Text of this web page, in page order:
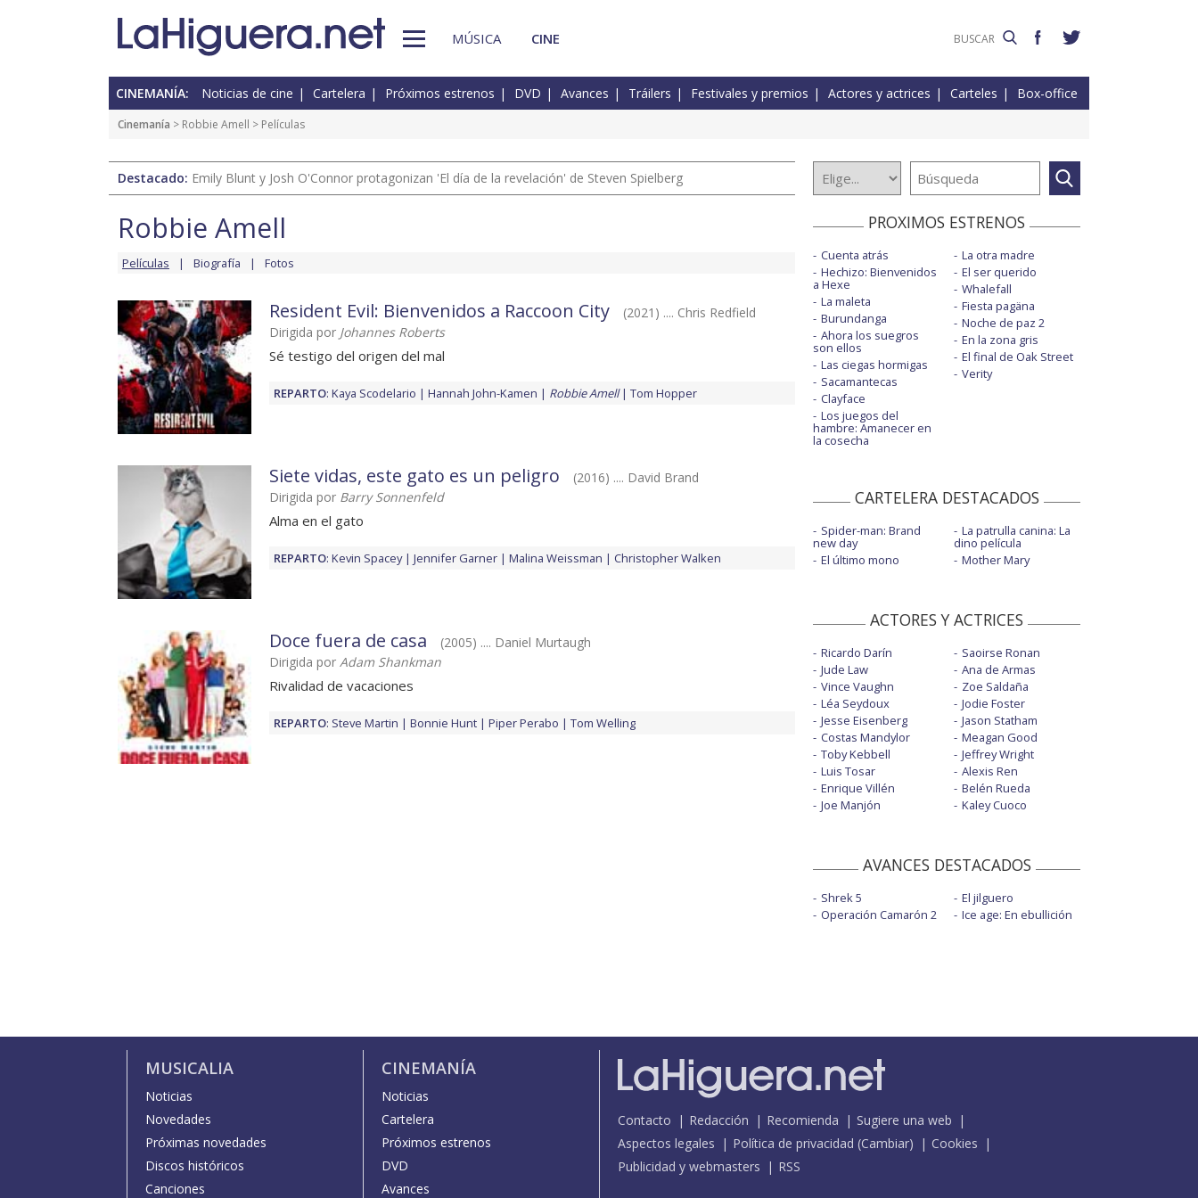
MÚSICA CINE
CINEMANÍA: Noticias de cine Cartelera Próximos estrenos DVD Avances Tráilers Festivales y premios Actores y actrices Carteles Box-office
Cinemanía > Robbie Amell > Películas
Destacado: Emily Blunt y Josh O'Connor protagonizan 'El día de la revelación' de Steven Spielberg
Robbie Amell
Películas Biografía Fotos
Resident Evil: Bienvenidos a Raccoon City
(2021) .... Chris Redfield
Dirigida por Johannes Roberts
Sé testigo del origen del mal
REPARTO: Kaya Scodelario Hannah John-Kamen Robbie Amell Tom Hopper
Siete vidas, este gato es un peligro
(2016) .... David Brand
Dirigida por Barry Sonnenfeld
Alma en el gato
REPARTO: Kevin Spacey Jennifer Garner Malina Weissman Christopher Walken
Doce fuera de casa
(2005) .... Daniel Murtaugh
Dirigida por Adam Shankman
Rivalidad de vacaciones
REPARTO: Steve Martin Bonnie Hunt Piper Perabo Tom Welling
PROXIMOS ESTRENOS
Cuenta atrás
Hechizo: Bienvenidos
a Hexe
La maleta
Burundanga
Ahora los suegros
son ellos
Las ciegas hormigas
Sacamantecas
Clayface
Los juegos del
hambre: Amanecer en
la cosecha
La otra madre
El ser querido
Whalefall
Fiesta pagäna
Noche de paz 2
En la zona gris
El final de Oak Street
Verity
CARTELERA DESTACADOS
Spider-man: Brand
new day
El último mono
La patrulla canina: La
dino película
Mother Mary
ACTORES Y ACTRICES
Ricardo Darín
Jude Law
Vince Vaughn
Léa Seydoux
Jesse Eisenberg
Costas Mandylor
Toby Kebbell
Luis Tosar
Enrique Villén
Joe Manjón
Saoirse Ronan
Ana de Armas
Zoe Saldaña
Jodie Foster
Jason Statham
Meagan Good
Jeffrey Wright
Alexis Ren
Belén Rueda
Kaley Cuoco
AVANCES DESTACADOS
Shrek 5
Operación Camarón 2
El jilguero
Ice age: En ebullición
MUSICALIA
Noticias
Novedades
Próximas novedades
Discos históricos
Canciones
CINEMANÍA
Noticias
Cartelera
Próximos estrenos
DVD
Avances
Contacto Redacción Recomienda
Sugiere una web
Aspectos legales
Política de privacidad (Cambiar)
Cookies
Publicidad y webmasters
RSS